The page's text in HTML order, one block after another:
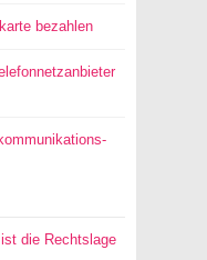
bezahlen
die Rechtslage